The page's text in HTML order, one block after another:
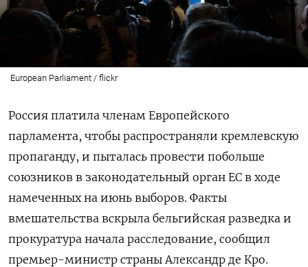
European Parliament / flickr
Россия платила членам Европейского
парламента, чтобы распространяли кремлевскую
пропаганду, и пыталась провести побольше
союзников в законодательный орган ЕС в ходе
намеченных на июнь выборов. Факты
вмешательства вскрыла бельгийская разведка и
прокуратура начала расследование, сообщил
премьер-министр страны Александр де Кро.